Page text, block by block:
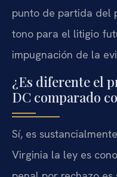
punto de partida del
tono para el litigio
impugnación de la
¿Es diferente el
DC comparado
Sí, es
Virginia la ley es